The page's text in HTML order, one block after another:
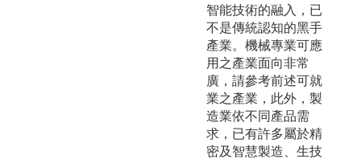
智能技術的融入，已
不是傳統認知的黑手
產業。機械專業可應
用之產業面向非常
廣，請參考前述可就
業之產業，此外，製
造業依不同產品需
求，已有許多屬於精
密及智慧製造、生技